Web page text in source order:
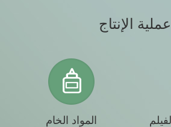
عملية الإنتاج
المواد الخام